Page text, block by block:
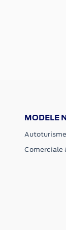
MODELE
Autoturisme
Comerciale